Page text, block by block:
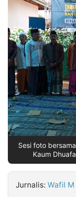
Partner
Insight
NTB
Suara
Time
Lens
IDN
Daily
Jogja
Jalan
Rakyat
Idealita
News
Kita
Notice
Dinamikapost.com
Radar
Baru
Seedbacklink
Follow
Kabarbaru
Sesi foto
Kaum
Jurnalis: Wafil M